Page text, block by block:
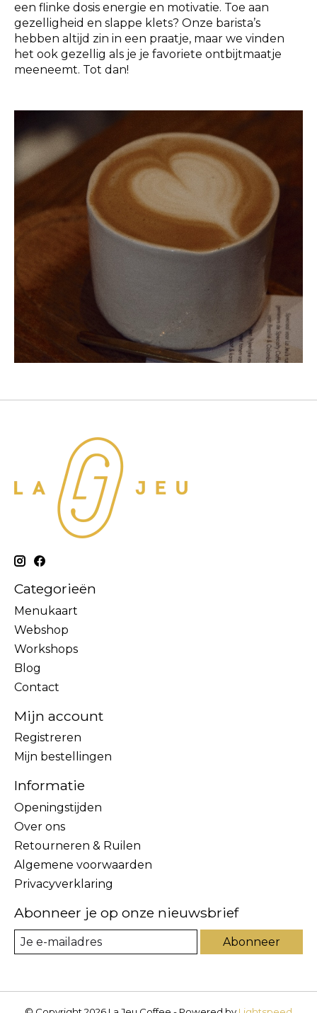
een flinke dosis energie en motivatie. Toe aan
gezelligheid en slappe klets? Onze barista’s
hebben altijd zin in een praatje, maar we vinden
het ook gezellig als je je favoriete ontbijtmaatje
meeneemt. Tot dan!
Categorieën
Menukaart
Webshop
Workshops
Blog
Contact
Mijn account
Registreren
Mijn bestellingen
Informatie
Openingstijden
Over ons
Retourneren & Ruilen
Algemene voorwaarden
Privacyverklaring
Abonneer je op onze nieuwsbrief
Abonneer